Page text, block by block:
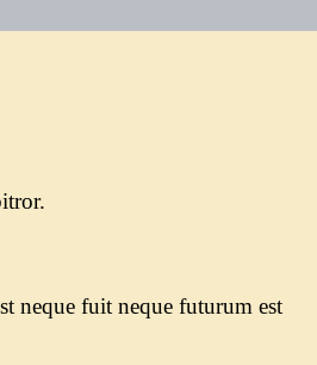
neque fuit neque futurum est